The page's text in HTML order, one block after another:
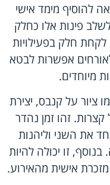
להוסיף מימד אישי
לשלב פינות אלו כחלק
לקחת חלק בפעילויות
לאורחים אפשרות לבטא
מיוחדים.
ציור על קנבס, יצירת
זהו זמן נהדר
את השני וליהנות
זו יכולה להיות
אישית מהאירוע.